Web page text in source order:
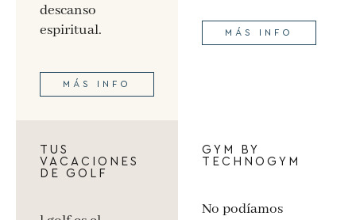
descanso
espiritual.
MÁS INFO
MÁS INFO
GYM BY
TECHNOGYM
No podíamos
TUS
VACACIONES
DE GOLF